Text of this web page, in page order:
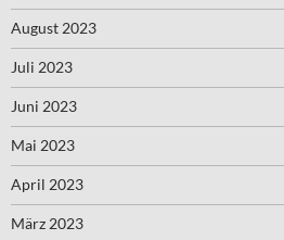
August 2023
Juli 2023
Juni 2023
Mai 2023
April 2023
März 2023